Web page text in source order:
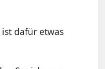
ist dafür etwas